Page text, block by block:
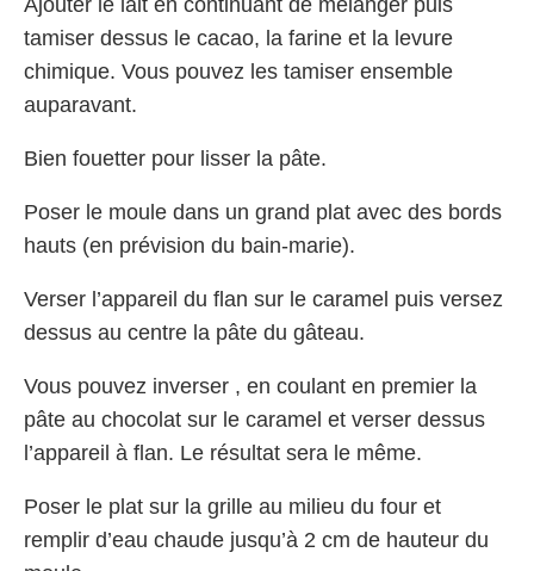
Ajouter le lait en continuant de mélanger puis
tamiser dessus le cacao, la farine et la levure
chimique. Vous pouvez les tamiser ensemble
auparavant.
Bien fouetter pour lisser la pâte.
Poser le moule dans un grand plat avec des bords
hauts (en prévision du bain-marie).
Verser l’appareil du flan sur le caramel puis versez
dessus au centre la pâte du gâteau.
Vous pouvez inverser , en coulant en premier la
pâte au chocolat sur le caramel et verser dessus
l’appareil à flan. Le résultat sera le même.
Poser le plat sur la grille au milieu du four et
remplir d’eau chaude jusqu’à 2 cm de hauteur du